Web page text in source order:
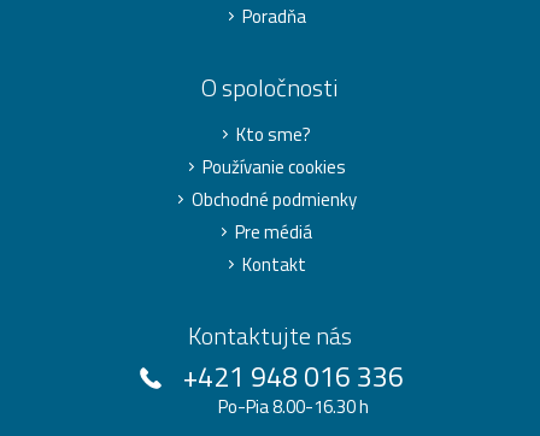
Poradňa
O spoločnosti
Kto sme?
Používanie cookies
Obchodné podmienky
Pre médiá
Kontakt
Kontaktujte nás
+421 948 016 336
Po-Pia 8.00-16.30 h